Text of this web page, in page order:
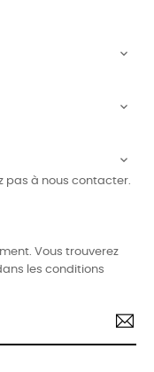



pas à nous contacter.
Vous trouverez
les conditions